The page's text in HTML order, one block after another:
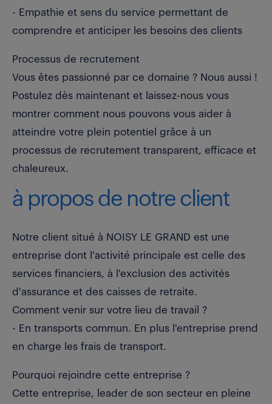
- Empathie et sens du service permettant de
comprendre et anticiper les besoins des clients
Processus de recrutement
Vous êtes passionné par ce domaine ? Nous aussi !
Postulez dès maintenant et laissez-nous vous
montrer comment nous pouvons vous aider à
atteindre votre plein potentiel grâce à un
processus de recrutement transparent, efficace et
chaleureux.
à propos de notre client
Notre client situé à NOISY LE GRAND est une
entreprise dont l'activité principale est celle des
services financiers, à l'exclusion des activités
d'assurance et des caisses de retraite.
Comment venir sur votre lieu de travail ?
- En transports commun. En plus l'entreprise prend
en charge les frais de transport.
Pourquoi rejoindre cette entreprise ?
Cette entreprise, leader de son secteur en pleine